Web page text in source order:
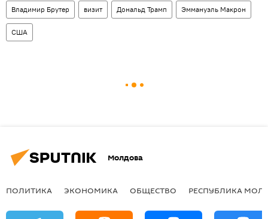
Владимир Брутер визит Дональд Трамп Эммануэль Макрон
США
Молдова
ПОЛИТИКА ЭКОНОМИКА ОБЩЕСТВО РЕСПУБЛИКА